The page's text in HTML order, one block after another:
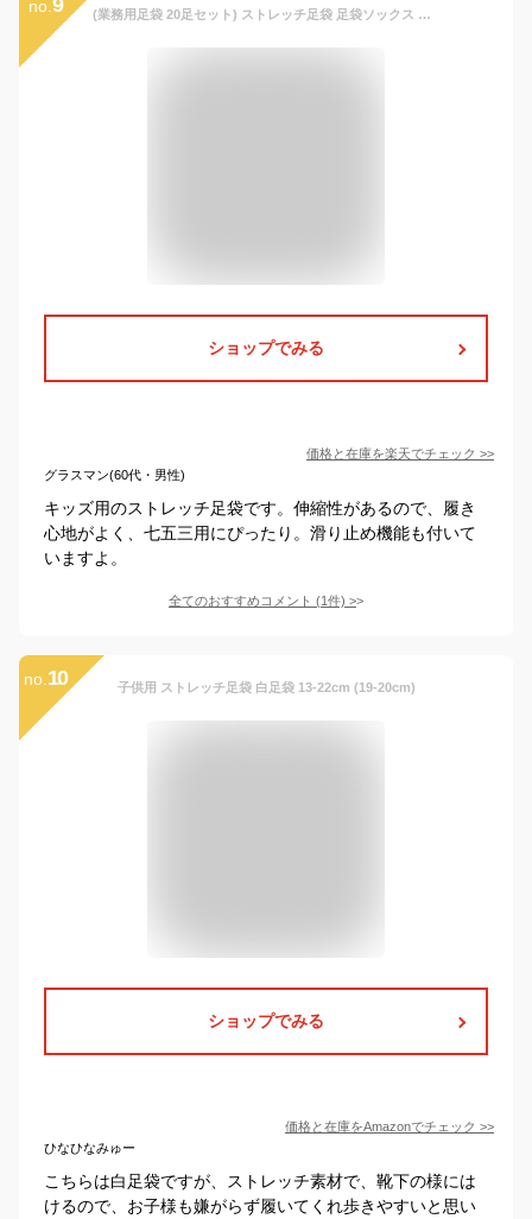
no. (業務用足袋 20足セット) ストレッチ足袋 足袋ソックス 靴下 ソックス たび キッズ 子供 子供用 レディース ストレッチ タビ 滑り止め付き 着物
ショップでみる
価格と在庫を楽天でチェック >>
グラスマン(60代・男性)
キッズ用のストレッチ足袋です。伸縮性があるので、履き
心地がよく、七五三用にぴったり。滑り止め機能も付いて
いますよ。
全てのおすすめコメント (1件) >
no. 10 子供用 ストレッチ足袋 白足袋 13-22cm (19-20cm)
ショップでみる
価格と在庫をAmazonでチェック >>
ひなひなみゅー
こちらは白足袋ですが、ストレッチ素材で、靴下の様には
けるので、お子様も嫌がらず履いてくれ歩きやすいと思い